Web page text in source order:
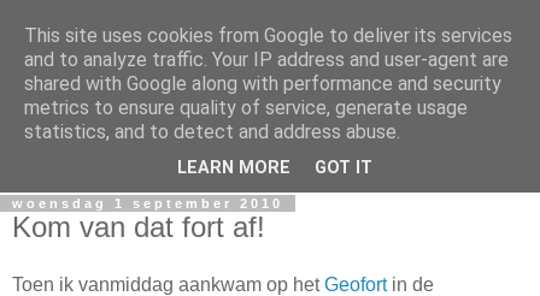
GIS Nederland
GIS Nederland: Feiten en meningen over ontwikkelingen op
GIS gebied in Nederland en omstreken.
woensdag 1 september 2010
Kom van dat fort af!
Toen ik vanmiddag aankwam op hetGeofort in de
This site uses cookies from Google to deliver its services
and to analyze traffic. Your IP address and user-agent are
shared with Google along with performance and security
metrics to ensure quality of service, generate usage
statistics, and to detect and address abuse.
LEARN MORE GOT IT